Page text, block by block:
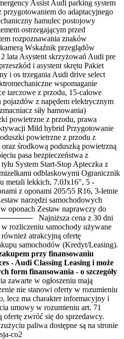
Assist Audi parking system
przygotowaniem do adaptacyjnego
hamulec postojowy
ostrzegającym przed
rozpoznawania znaków
Wskaźnik przeglądów
lata Asystent skrzyżowań Audi pre
i asystent skrętu Pakiet
i os trzegania Audi drive select
wspomaganie
tarczowe z przodu, 15-calowe
z napędem elektrycznym
siły hamowania)
powietrzne z przodu, prawa
Mild hybrid Przygotowanie
powietrzne z przodu z
środkową poduszką powietrzną
pasa bezpieczeństwa z
System Start-Stop Apteczka z
odblaskowymi Ogranicznik
metali lekkich, 7.0Jx16", 5 -
z oponami 205/55 R16, 3-letnie
narzędzi samochodowych
oponach Zestaw naprawczy do
Najniższa cena z 30 dni
rozliczeniu samochody używane
atrakcyjną ofertę
samochodów (Kredyt/Leasing).
przy finansowaniu
- Audi Classing Leasing i może
form finansowania - o szczegóły
zawarte w ogłoszeniu mają
nie stanowi oferty w rozumieniu
lecz ma charakter informacyjny i
umowy w rozumieniu art. 71
zwróć się do sprzedawcy.
paliwa dostępne są na stronie
co2